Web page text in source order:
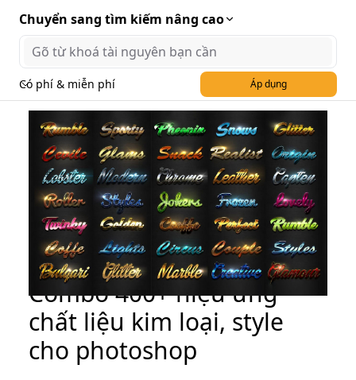
Chuyển sang tìm kiếm nâng cao
Có phí & miễn phí Áp dụng
Combo 400+ hiệu ứng
chất liệu kim loại, style
cho photoshop